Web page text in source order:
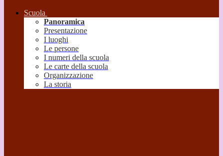
Scuola
Panoramica
Presentazione
I luoghi
Le persone
I numeri della scuola
Le carte della scuola
Organizzazione
La storia